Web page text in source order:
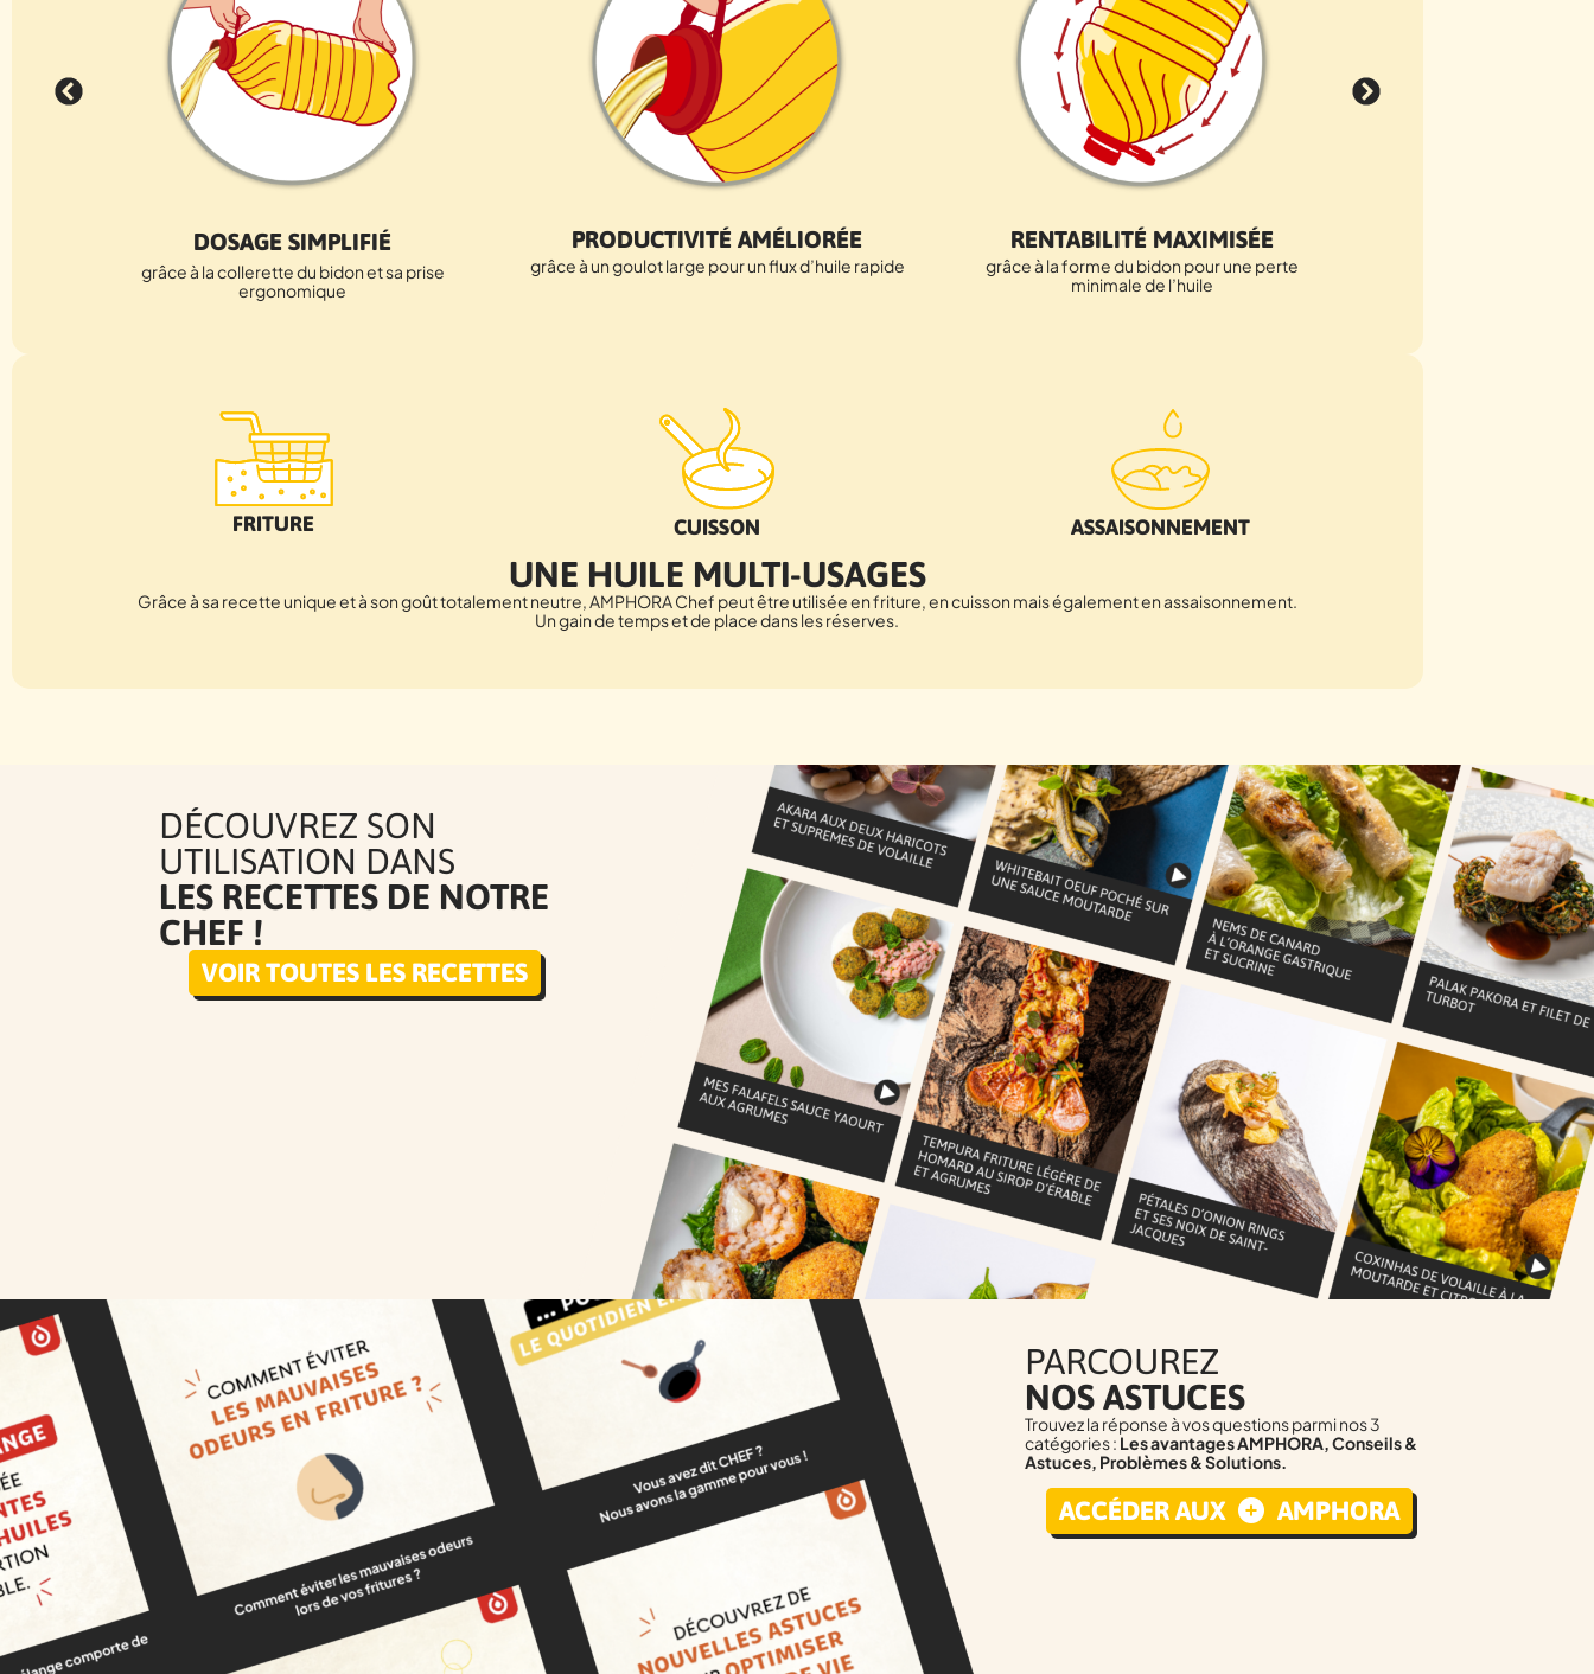
DOSAGE SIMPLIFIÉ
grâce à la collerette du bidon et sa prise
ergonomique
PRODUCTIVITÉ AMÉLIORÉE
grâce à un goulot large pour un flux d’huile rapide
RENTABILITÉ MAXIMISÉE
grâce à la forme du bidon pour une perte
minimale de l’huile
FRITURE CUISSON ASSAISONNEMENT
UNE HUILE MULTI-USAGES
Grâce à sa recette unique et à son goût totalement neutre, AMPHORA Chef peut être utilisée en friture, en cuisson mais également en assaisonnement.
Un gain de temps et de place dans les réserves.
DÉCOUVREZ SON
UTILISATION DANS
LES RECETTES DE NOTRE
CHEF !
VOIR TOUTES LES RECETTES
PARCOUREZ
NOS ASTUCES
Trouvez la réponse à vos questions parmi nos 3
catégories : Les avantages AMPHORA, Conseils &
Astuces, Problèmes & Solutions.
ACCÉDER AUX AMPHORA